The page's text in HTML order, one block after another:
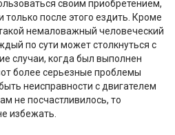
своим приобретением,
после этого ездить. Кроме
немаловажный человеческий
по сути может столкнуться с
случаи, когда был выполнен
более серьезные проблемы
неисправности с двигателем
не посчастливилось, то
избежать.